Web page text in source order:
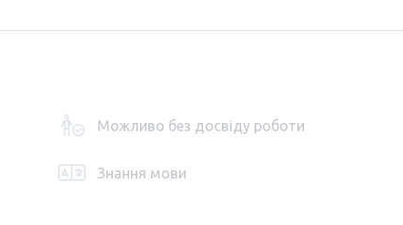
Можливо без досвіду роботи
Знання мови